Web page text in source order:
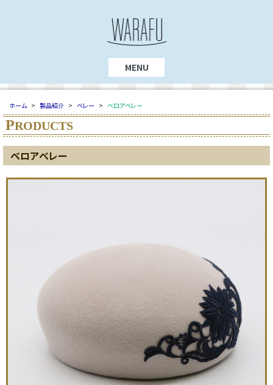
MENU
ホーム > 製品紹介 > ベレー > ベロアベレー
PRODUCTS
ベロアベレー